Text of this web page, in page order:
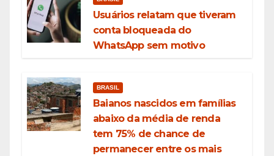
Usuários relatam que tiveram
conta bloqueada do
WhatsApp sem motivo
BRASIL
Baianos nascidos em famílias
abaixo da média de renda
tem 75% de chance de
permanecer entre os mais